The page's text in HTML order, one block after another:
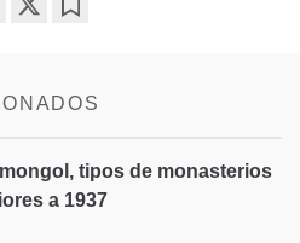
tipos de monasterios
a 1937